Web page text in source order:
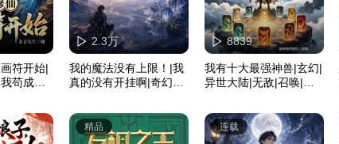
符开始|
苟成了
2.3万
我的魔法没有上限！|我
真的没有开挂啊|奇幻冒
8839
我有十大最强神兽|玄幻|
异世大陆|无敌|召唤|异
精品 连载